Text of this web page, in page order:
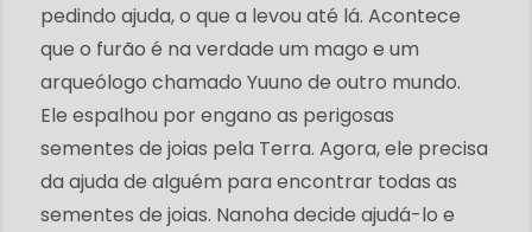
pedindo ajuda, o que a levou até lá. Acontece
que o furão é na verdade um mago e um
arqueólogo chamado Yuuno de outro mundo.
Ele espalhou por engano as perigosas
sementes de joias pela Terra. Agora, ele precisa
da ajuda de alguém para encontrar todas as
sementes de joias. Nanoha decide ajudá-lo e